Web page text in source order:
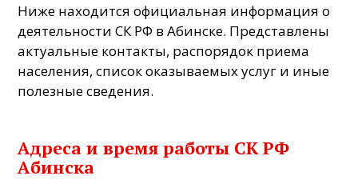
Ниже находится официальная информация о
деятельности СК РФ в Абинске. Представлены
актуальные контакты, распорядок приема
населения, список оказываемых услуг и иные
полезные сведения.
Адреса и время работы СК РФ
Абинска